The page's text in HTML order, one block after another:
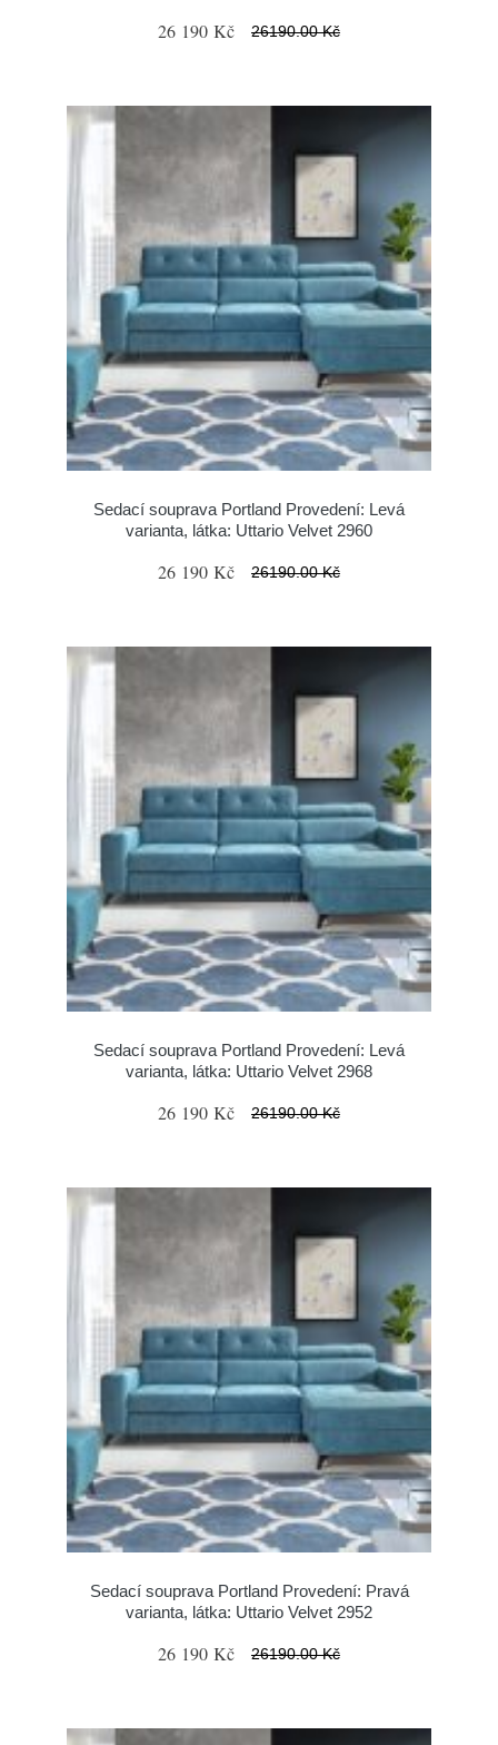
26 190 Kč 26190.00 Kč
Sedací souprava Portland Provedení: Levá
varianta, látka: Uttario Velvet 2960
26 190 Kč 26190.00 Kč
Sedací souprava Portland Provedení: Levá
varianta, látka: Uttario Velvet 2968
26 190 Kč 26190.00 Kč
Sedací souprava Portland Provedení: Pravá
varianta, látka: Uttario Velvet 2952
26 190 Kč 26190.00 Kč